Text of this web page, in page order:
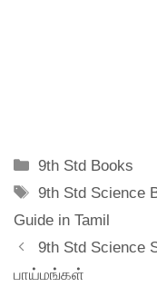
Categories
9th Std Books
Tags
9th Std Science
Guide in Tamil
9th Std Science
பாய்மங்கள்